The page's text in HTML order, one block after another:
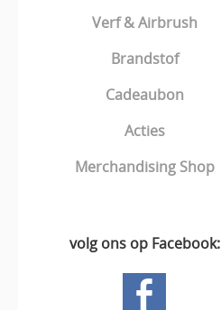
Verf & Airbrush
Brandstof
Cadeaubon
Acties
Merchandising Shop
volg ons op Facebook: